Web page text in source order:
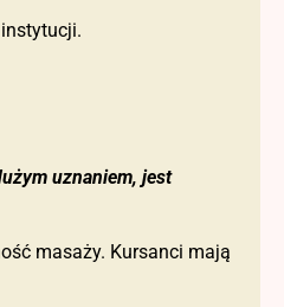
uznaniem, jest
masaży. Kursanci mają